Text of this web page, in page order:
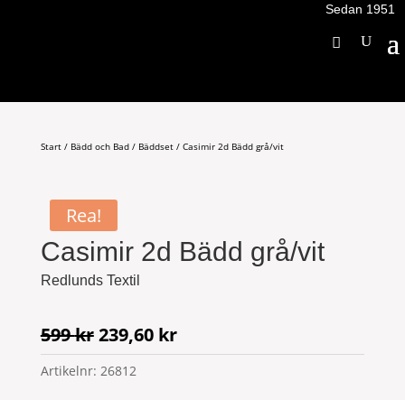
Sedan 1951
Start/ Bädd och Bad/ Bäddset/ Casimir 2d Bädd grå/vit
Rea!
Casimir 2d Bädd grå/vit
Redlunds Textil
599krDet
ursprungliga
priset
239,60 krDet
nuvarande
Artikelnr: 26812